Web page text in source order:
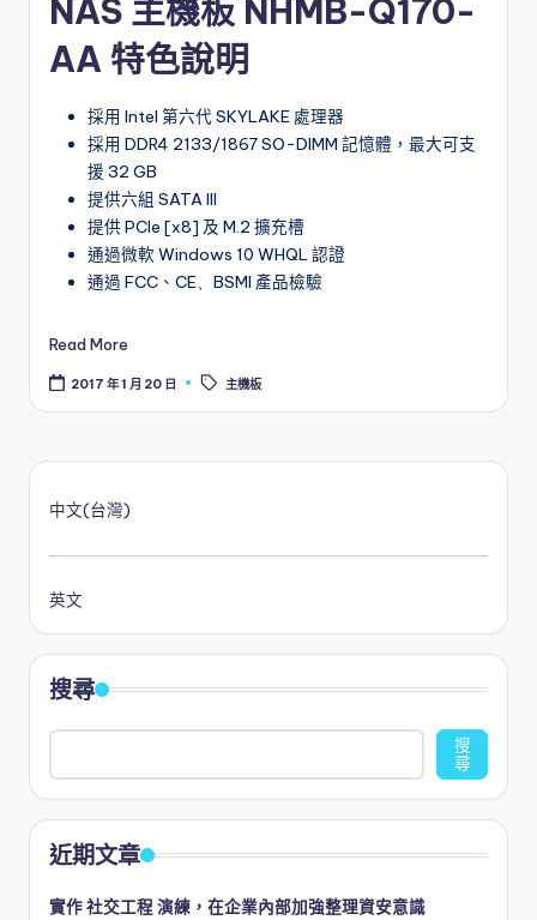
NAS 主機板 NHMB-Q170-
AA 特色說明
採用 Intel 第六代SKYLAKE 處理器
採用 DDR4 2133/1867 SO-DIMM 記憶體，最大可支
援 32 GB
提供六組 SATA III
提供 PCIe [x8] 及 M.2 擴充槽
通過微軟 Windows 10 WHQL認證
通過 FCC 、 CE、BSMI 產品檢驗
Read More
2017 年 1 月 20 日
Tags: 主機板
中文(台灣)
英文
搜尋
搜
尋
近期文章
實作 社交工程 演練，在企業內部加強整理資安意識